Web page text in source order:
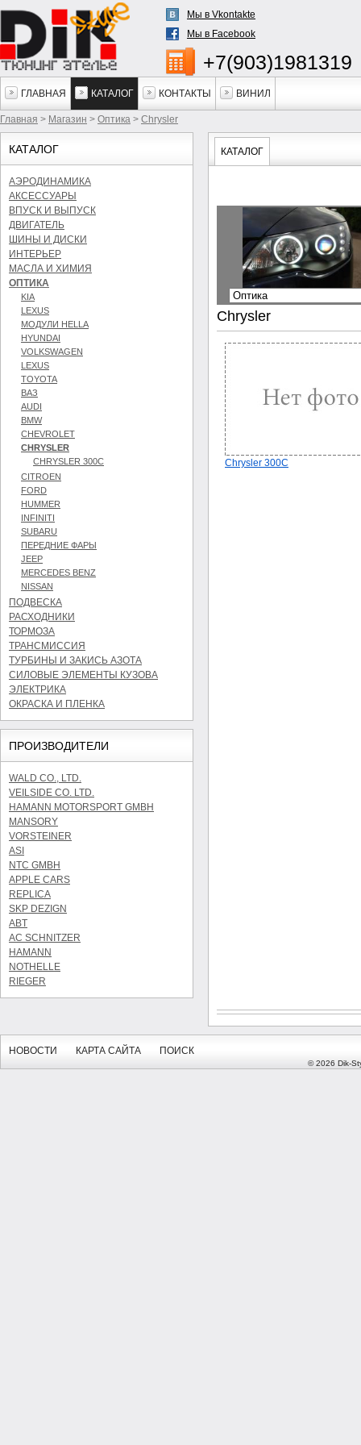
Мы в Vkontakte
Мы в Facebook
+7(903)1981319
ГЛАВНАЯ КАТАЛОГ КОНТАКТЫ ВИНИЛ
Главная > Магазин > Оптика > Chrysler
КАТАЛОГ
АЭРОДИНАМИКА
АКСЕССУАРЫ
ВПУСК И ВЫПУСК
ДВИГАТЕЛЬ
ШИНЫ И ДИСКИ
ИНТЕРЬЕР
МАСЛА И ХИМИЯ
ОПТИКА
KIA
LEXUS
МОДУЛИ HELLA
HYUNDAI
VOLKSWAGEN
LEXUS
TOYOTA
ВАЗ
AUDI
BMW
CHEVROLET
CHRYSLER
CHRYSLER 300C
CITROEN
FORD
HUMMER
INFINITI
SUBARU
ПЕРЕДНИЕ ФАРЫ
JEEP
MERCEDES BENZ
NISSAN
ПОДВЕСКА
РАСХОДНИКИ
ТОРМОЗА
ТРАНСМИССИЯ
ТУРБИНЫ И ЗАКИСЬ АЗОТА
СИЛОВЫЕ ЭЛЕМЕНТЫ КУЗОВА
ЭЛЕКТРИКА
ОКРАСКА И ПЛЕНКА
ПРОИЗВОДИТЕЛИ
WALD CO., LTD.
VEILSIDE CO. LTD.
HAMANN MOTORSPORT GMBH
MANSORY
VORSTEINER
ASI
NTC GMBH
APPLE CARS
REPLICA
SKP DEZIGN
ABT
AC SCHNITZER
HAMANN
NOTHELLE
RIEGER
КАТАЛОГ
Chrysler
Chrysler 300C
НОВОСТИ КАРТА САЙТА ПОИСК
© 2026 Dik-